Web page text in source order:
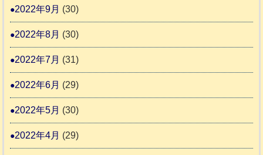
2022年9月 (30)
2022年8月 (30)
2022年7月 (31)
2022年6月 (29)
2022年5月 (30)
2022年4月 (29)